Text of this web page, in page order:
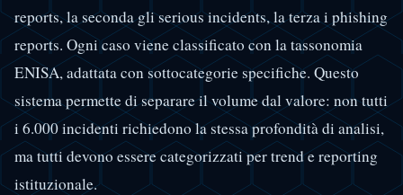
reports, la seconda gli serious incidents, la terza i phishing
reports. Ogni caso viene classificato con la tassonomia
ENISA, adattata con sottocategorie specifiche. Questo
sistema permette di separare il volume dal valore: non tutti
i 6.000 incidenti richiedono la stessa profondità di analisi,
ma tutti devono essere categorizzati per trend e reporting
istituzionale.